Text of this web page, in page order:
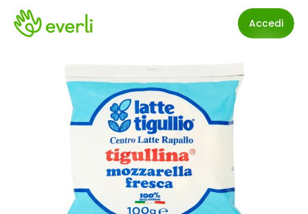
Accedi